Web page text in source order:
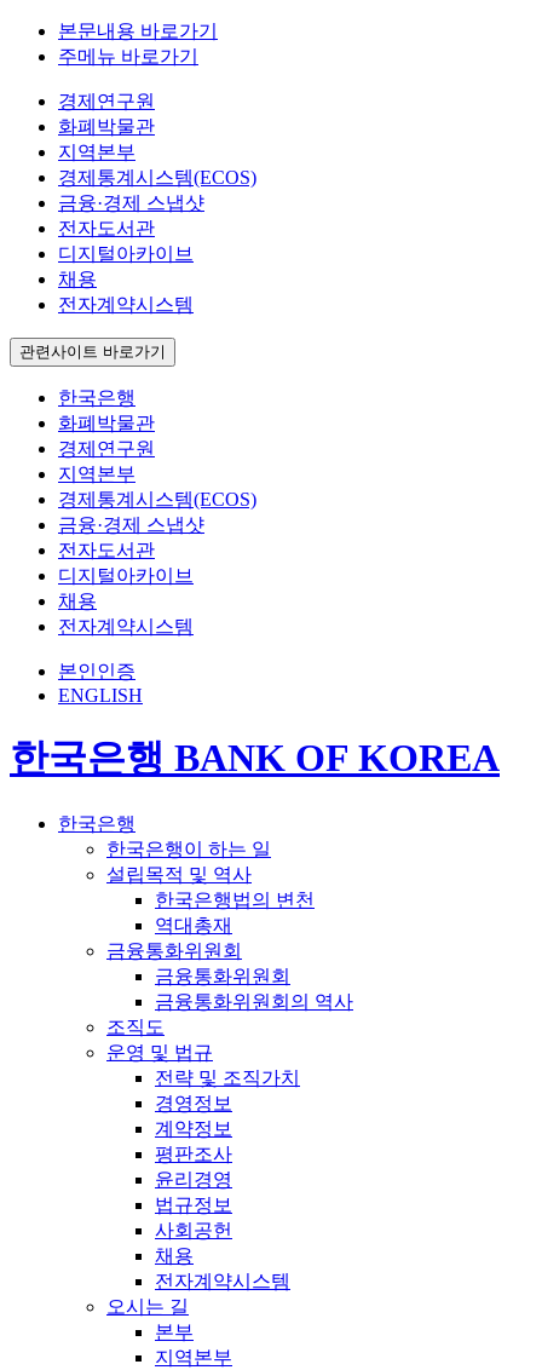
본문내용 바로가기
주메뉴 바로가기
경제연구원
화폐박물관
지역본부
경제통계시스템(ECOS)
금융·경제 스냅샷
전자도서관
디지털아카이브
채용
전자계약시스템
관련사이트 바로가기
한국은행
화폐박물관
경제연구원
지역본부
경제통계시스템(ECOS)
금융·경제 스냅샷
전자도서관
디지털아카이브
채용
전자계약시스템
본인인증
ENGLISH
한국은행 BANK OF KOREA
한국은행
한국은행이 하는 일
설립목적 및 역사
한국은행법의 변천
역대총재
금융통화위원회
금융통화위원회
금융통화위원회의 역사
조직도
운영 및 법규
전략 및 조직가치
경영정보
계약정보
평판조사
윤리경영
법규정보
사회공헌
채용
전자계약시스템
오시는 길
본부
지역본부